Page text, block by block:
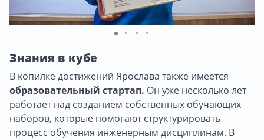
Знания в кубе
В копилке достижений Ярослава также имеется
образовательный стартап. Он уже несколько лет
работает над созданием собственных обучающих
наборов, которые помогают структурировать
процесс обучения инженерным дисциплинам. В